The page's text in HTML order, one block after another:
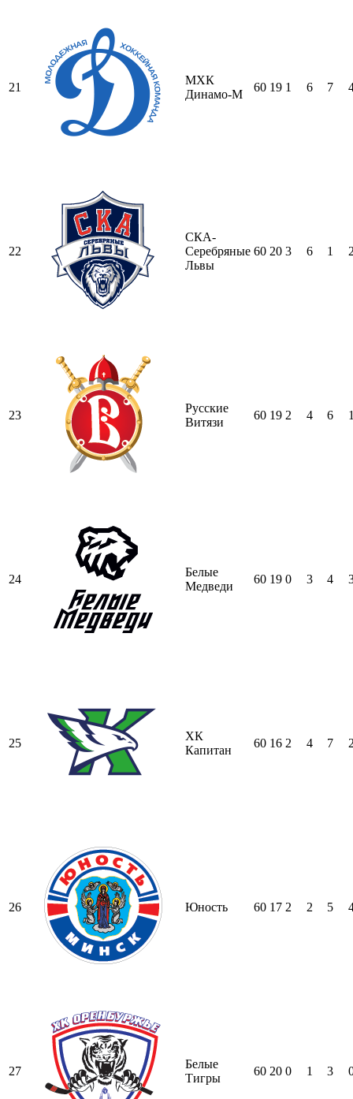
21
МХК
Динамо-М
60 19 1 6 7
22
СКА-
Серебряные
Львы
60 20 3 6 1
23
Русские
Витязи
60 19 2 4 6
24
Белые
Медведи
60 19 0 3 4
25
ХК
Капитан
60 16 2 4 7
26 Юность 60 17 2 2 5
27
Белые
Тигры
60 20 0 1 3